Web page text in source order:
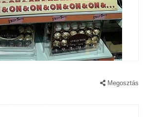
Megosztás